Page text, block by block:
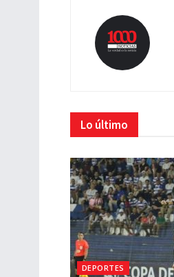
Lo último
DEPORTES